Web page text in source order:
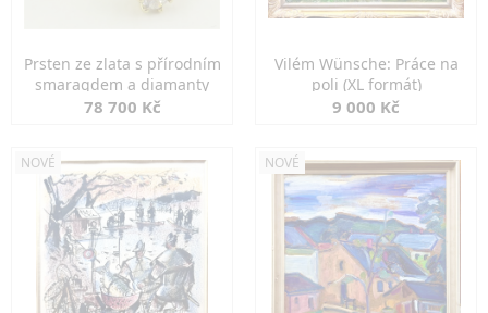
Prsten ze zlata s přírodním
smaragdem a diamanty
78 700 Kč
Vilém Wünsche: Práce na
poli (XL formát)
9 000 Kč
NOVÉ NOVÉ